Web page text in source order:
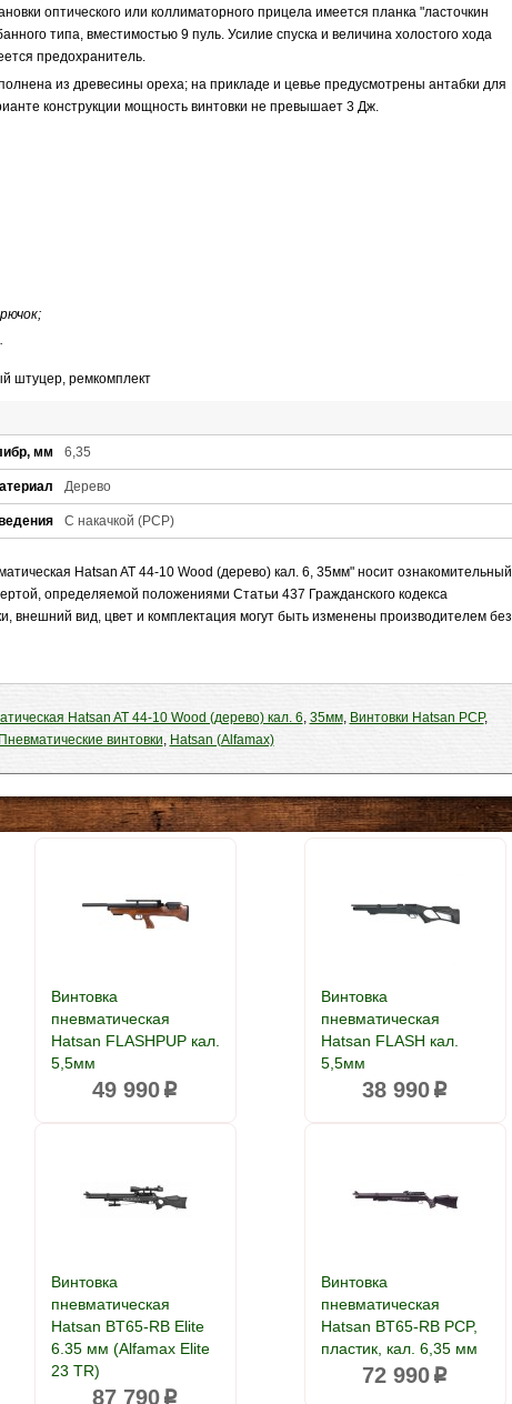
оптического или коллиматорного прицела имеется планка "ласточкин
типа, вместимостью 9 пуль. Усилие спуска и величина холостого хода
предохранитель.
из древесины ореха; на прикладе и цевье предусмотрены антабки для
конструкции мощность винтовки не превышает 3 Дж.
штуцер, ремкомплект
мм 6,35
Дерево
С накачкой (PCP)
Hatsan AT 44-10 Wood (дерево) кал. 6, 35мм" носит ознакомительный
определяемой положениями Статьи 437 Гражданского кодекса
внешний вид, цвет и комплектация могут быть изменены производителем без
Hatsan AT 44-10 Wood (дерево) кал. 6, 35мм, Винтовки Hatsan PСP,
Пневматические винтовки, Hatsan (Alfamax)
Винтовка
пневматическая
Hatsan FLASHPUP кал.
5,5мм
49 990 p
Винтовка
пневматическая
Hatsan FLASH кал.
5,5мм
38 990 p
Винтовка
пневматическая
Hatsan BT65-RB Elite
6.35 мм (Alfamax Elite
23 TR)
87 790 p
Винтовка
пневматическая
Hatsan BT65-RB PCP,
пластик, кал. 6,35 мм
72 990 p